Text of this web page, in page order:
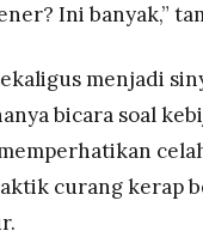
Ini banyak,”
menjadi
bicara soal
curang kerap